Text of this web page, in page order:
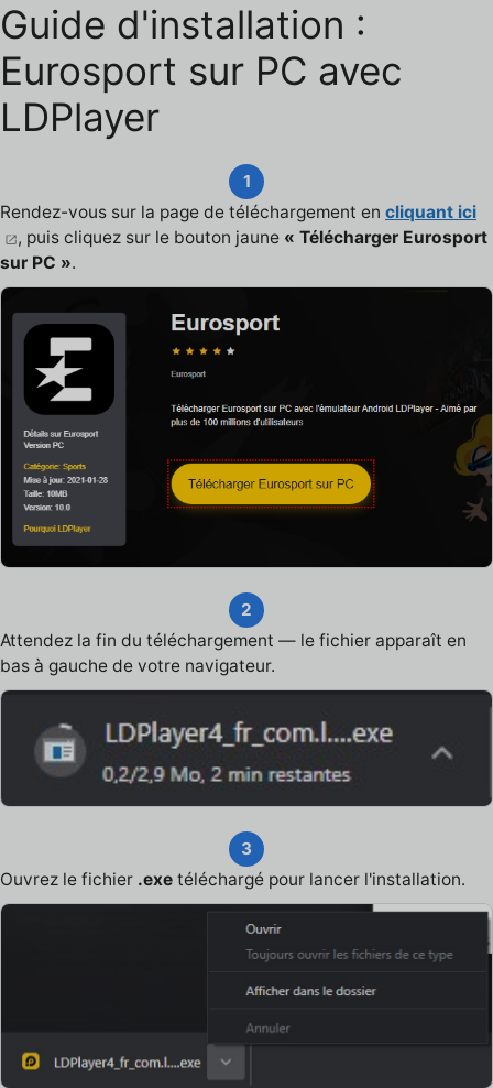
Guide d'installation :
Eurosport sur PC avec
LDPlayer
1
Rendez-vous sur la page de téléchargement en cliquant ici
, puis cliquez sur le bouton jaune « Télécharger Eurosport
sur PC ».
2
Attendez la fin du téléchargement — le fichier apparaît en
bas à gauche de votre navigateur.
3
Ouvrez le fichier .exe téléchargé pour lancer l'installation.